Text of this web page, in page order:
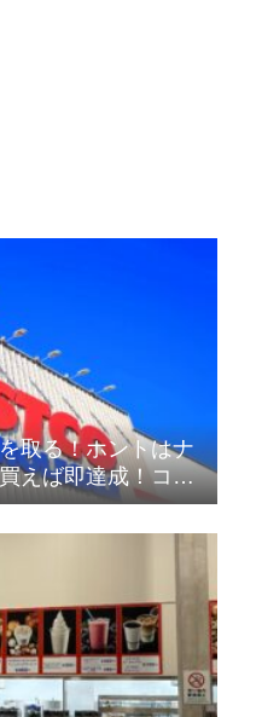
取る！ホントはナ
えば即達成！コス